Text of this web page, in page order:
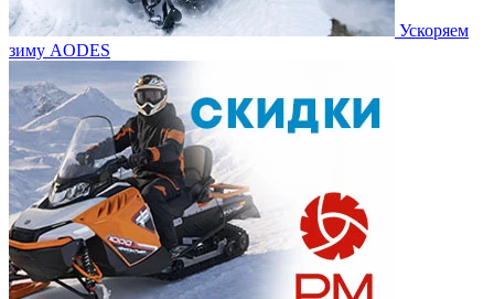
Ускоряем
зиму AODES